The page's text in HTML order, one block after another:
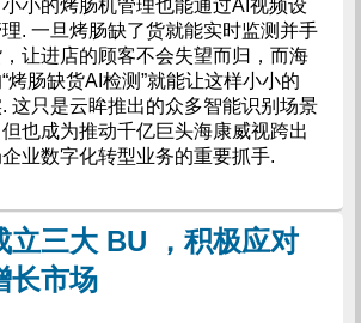
小的烤肠机管理也能通过AI视频设
. 一旦烤肠缺了货就能实时监测并手
让进店的顾客不会失望而归，而海
烤肠缺货AI检测”就能让这样小小的
这只是云眸推出的众多智能识别场景
也成为推动千亿巨头海康威视跨出
业数字化转型业务的重要抓手.
立三大 BU ，积极应对
长市场